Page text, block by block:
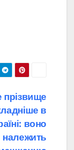
прізвище
в
воно
належить